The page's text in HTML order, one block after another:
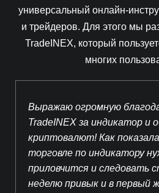
универсальный онлайн-
и трейдеров. Для этого мы
TradeINEX, который
многих
Выражаю огромную
TradeINEX за индикатор и
криптовалют! Как
торговле по индикатору
приловчится и следовать
неделю привык и в первый